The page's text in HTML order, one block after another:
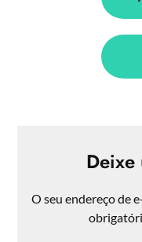
Deixe
O seu endereço de